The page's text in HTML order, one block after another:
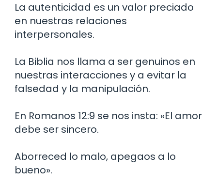
La autenticidad es un valor preciado
en nuestras relaciones
interpersonales.
La Biblia nos llama a ser genuinos en
nuestras interacciones y a evitar la
falsedad y la manipulación.
En Romanos 12:9 se nos insta: «El amor
debe ser sincero.
Aborreced lo malo, apegaos a lo
bueno».